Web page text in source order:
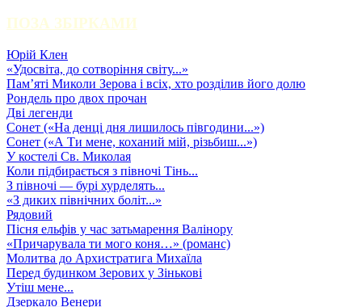
ПОЗА ЗБІРКАМИ
Юрій Клен
«Удосвіта, до сотворіння світу...»
Пам’яті Миколи Зерова і всіх, хто розділив його долю
Рондель про двох прочан
Дві легенди
Сонет («На денці дня лишилось півгодини...»)
Сонет («А Ти мене, коханий мій, різьбиш...»)
У костелі Св. Миколая
Коли підбирається з півночі Тінь...
З півночі — бурі хурделять...
«З диких північних боліт...»
Рядовий
Пісня ельфів у час затьмарення Валінору
«Причарувала ти мого коня…» (романс)
Молитва до Архистратига Михаїла
Перед будинком Зерових у Зінькові
Утіш мене...
Дзеркало Венери